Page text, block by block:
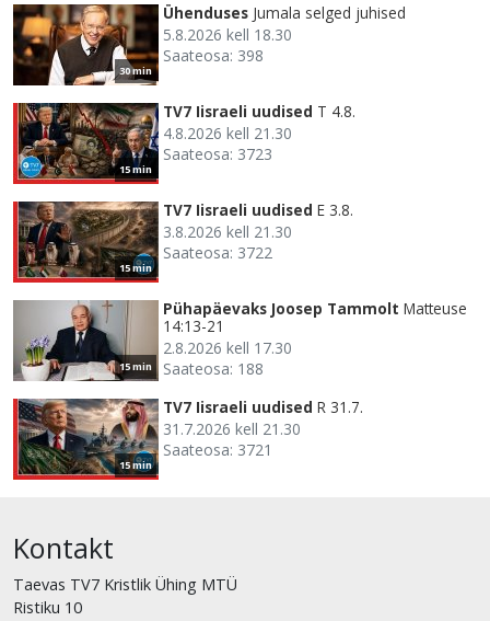
30 min
Ühenduses Jumala selged juhised
5.8.2026 kell 18.30
Saateosa: 398
15 min
TV7 Iisraeli uudised T 4.8.
4.8.2026 kell 21.30
Saateosa: 3723
15 min
TV7 Iisraeli uudised E 3.8.
3.8.2026 kell 21.30
Saateosa: 3722
15 min
Pühapäevaks Joosep Tammolt Matteuse
14:13-21
2.8.2026 kell 17.30
Saateosa: 188
15 min
TV7 Iisraeli uudised R 31.7.
31.7.2026 kell 21.30
Saateosa: 3721
Kontakt
Taevas TV7 Kristlik Ühing MTÜ
Ristiku 10